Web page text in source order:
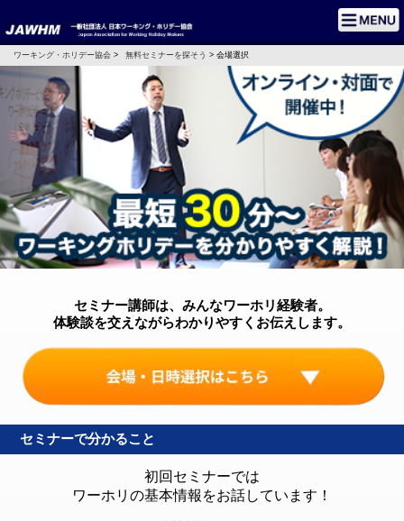
ワーキング・ホリデー協会 > 無料セミナーを探そう > 会場選択
セミナー講師は、みんなワーホリ経験者。
体験談を交えながらわかりやすくお伝えします。
セミナーで分かること
初回セミナーでは
ワーホリの基本情報をお話しています！